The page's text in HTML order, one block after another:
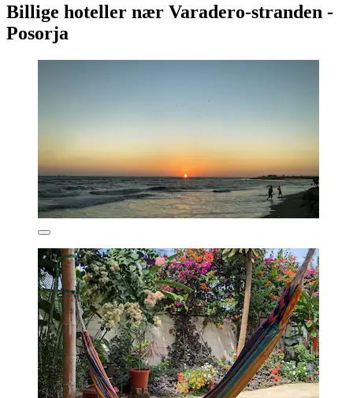
Billige hoteller nær Varadero-stranden -
Posorja